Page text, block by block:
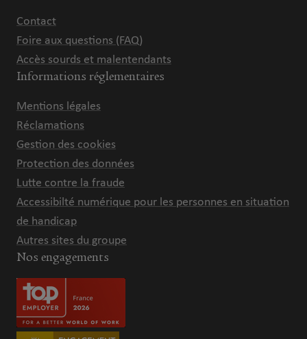
Contact
Foire aux questions (FAQ)
Accès sourds et malentendants
Informations réglementaires
Mentions légales
Réclamations
Gestion des cookies
Protection des données
Lutte contre la fraude
Accessibilté numérique pour les personnes en situation
de handicap
Autres sites du groupe
Nos engagements